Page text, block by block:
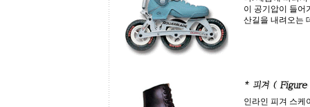
이 공기압이 들어
산길을 내려오는
인라인 피겨 스케